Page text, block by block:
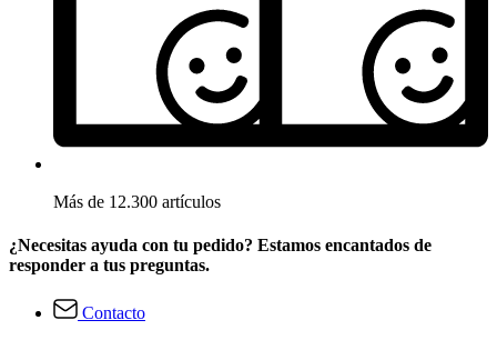
Más de 12.300 artículos
¿Necesitas ayuda con tu pedido? Estamos encantados de
responder a tus preguntas.
Contacto